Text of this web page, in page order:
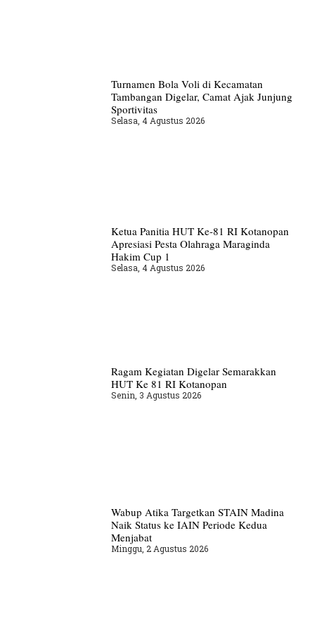
Turnamen Bola Voli di Kecamatan
Tambangan Digelar, Camat Ajak Junjung
Sportivitas
Selasa, 4 Agustus 2026
Ketua Panitia HUT Ke-81 RI Kotanopan
Apresiasi Pesta Olahraga Maraginda
Hakim Cup 1
Selasa, 4 Agustus 2026
Ragam Kegiatan Digelar Semarakkan
HUT Ke 81 RI Kotanopan
Senin, 3 Agustus 2026
Wabup Atika Targetkan STAIN Madina
Naik Status ke IAIN Periode Kedua
Menjabat
Minggu, 2 Agustus 2026